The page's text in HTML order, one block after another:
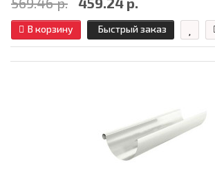
В корзину Быстрый заказ